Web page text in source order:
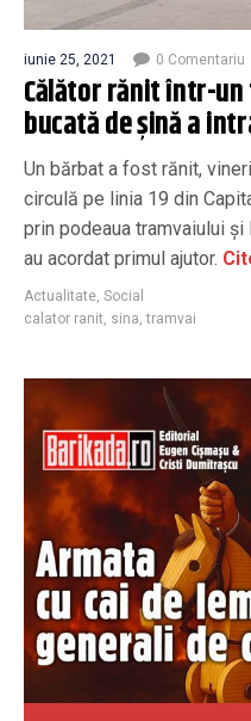
iunie 25, 2021 0 Comentariu
Călător rănit într-
bucată de șină a
Un bărbat a fost rănit,
circulă pe linia 19 din
prin podeaua tramvaiului
au acordat primul ajutor.
Actualitate, Social
calator ranit, sina,tramvai